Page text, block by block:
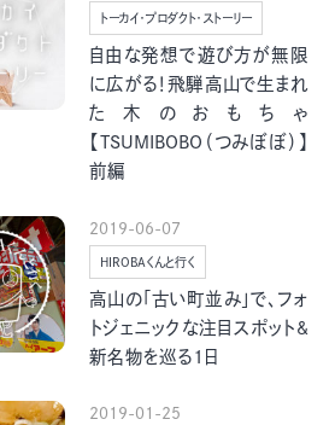
検索する
CLOSE
トーカイ・プロダクト・ストーリー
自由な発想で遊び方が無限
に広がる！飛騨高山で生まれ
た木のおもちゃ
【TSUMIBOBO（つみぼぼ）】
前編
2019-06-07
HIROBAくんと行く
高山の「古い町並み」で、フォ
トジェニックな注目スポット&
新名物を巡る1日
2019-01-25